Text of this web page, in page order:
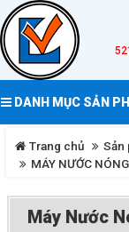
DANH MỤC SẢN
Trang chủ Sản
MÁY NƯỚC
Máy Nước